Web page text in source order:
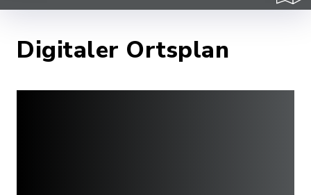
Digitaler Ortsplan